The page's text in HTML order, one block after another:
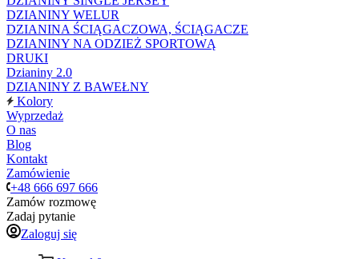
DZIANINY WELUR
DZIANINA ŚCIĄGACZOWA, ŚCIĄGACZE
DZIANINY NA ODZIEŻ SPORTOWĄ
DRUKI
Dzianiny 2.0
DZIANINY Z BAWEŁNY
Kolory
Wyprzedaż
O nas
Blog
Kontakt
Zamówienie
+48 666 697 666
Zamów rozmowę
Zadaj pytanie
Zaloguj się